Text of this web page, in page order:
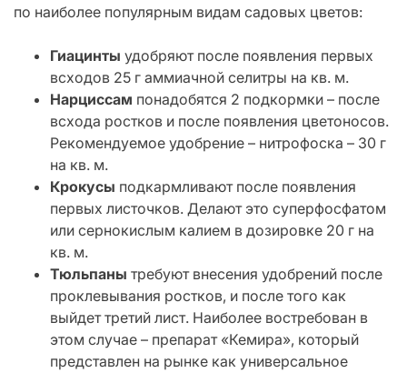
по наиболее популярным видам садовых цветов:
Гиацинты удобряют после появления первых
всходов 25 г аммиачной селитры на кв. м.
Нарциссам понадобятся 2 подкормки – после
всхода ростков и после появления цветоносов.
Рекомендуемое удобрение – нитрофоска – 30 г
на кв. м.
Крокусы подкармливают после появления
первых листочков. Делают это суперфосфатом
или сернокислым калием в дозировке 20 г на
кв. м.
Тюльпаны требуют внесения удобрений после
проклевывания ростков, и после того как
выйдет третий лист. Наиболее востребован в
этом случае – препарат «Кемира», который
представлен на рынке как универсальное